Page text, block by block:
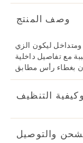
وصف المنتج
ليكون الزي
مع تفاصيل داخلية
بغطاء رأس مطابق
التنظيف
والتوصيل